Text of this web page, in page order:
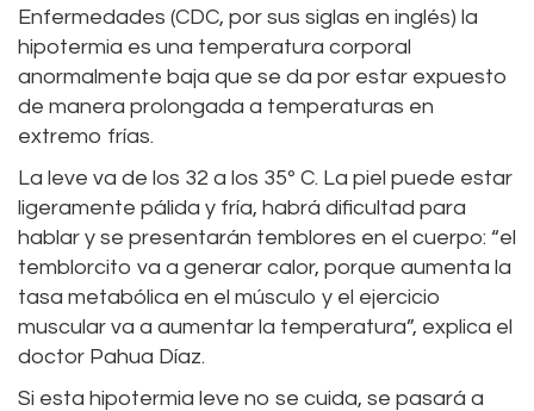
Enfermedades (CDC, por sus siglas en inglés) la
hipotermia es una temperatura corporal
anormalmente baja que se da por estar expuesto
de manera prolongada a temperaturas en
extremo frías.
La leve va de los 32 a los 35º C. La piel puede estar
ligeramente pálida y fría, habrá dificultad para
hablar y se presentarán temblores en el cuerpo: “el
temblorcito va a generar calor, porque aumenta la
tasa metabólica en el músculo y el ejercicio
muscular va a aumentar la temperatura”, explica el
doctor Pahua Díaz.
Si esta hipotermia leve no se cuida, se pasará a